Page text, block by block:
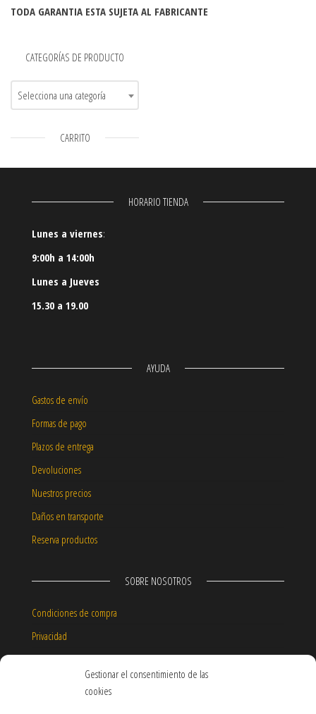
Gestionar el consentimiento de las
cookies
TODA GARANTIA ESTA SUJETA AL FABRICANTE
CATEGORÍAS DE PRODUCTO
Selecciona una categoría
CARRITO
HORARIO TIENDA
Lunes a viernes:
9:00h a 14:00h
Lunes a Jueves
15.30 a 19.00
AYUDA
Gastos de envío
Formas de pago
Plazos de entrega
Devoluciones
Nuestros precios
Daños en transporte
Reserva productos
SOBRE NOSOTROS
Condiciones de compra
Privacidad
Aviso legal
Política de cookies